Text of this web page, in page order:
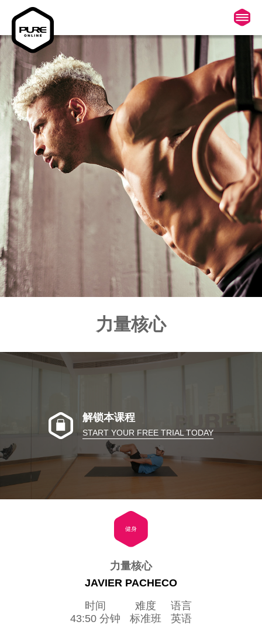
力量核心
解锁本课程
START YOUR FREE TRIAL TODAY
健身
力量核心
JAVIER PACHECO
时间
43:50 分钟
难度
标准班
语言
英语